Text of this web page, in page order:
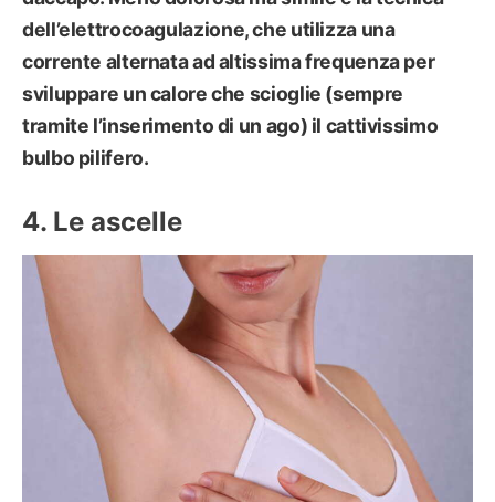
dell’elettrocoagulazione, che utilizza una
corrente alternata ad altissima frequenza per
sviluppare un calore che scioglie (sempre
tramite l’inserimento di un ago) il cattivissimo
bulbo pilifero.
Le ascelle